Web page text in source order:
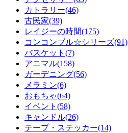
カトラリー(46)
古民家(39)
レイジーの時間(175)
コンコンブル☆シリーズ(91)
バスケット(7)
アニマル(158)
ガーデニング(56)
メラミン(6)
おもちゃ(64)
イベント(58)
キャンドル(26)
テープ・ステッカー(14)